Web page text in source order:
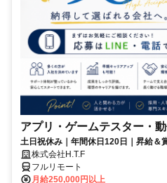
アプリ・ゲームテスター・
土日祝休み｜年間休日120日｜昇給＆
株式会社H.T.F
フルリモート
月給250,000円以上